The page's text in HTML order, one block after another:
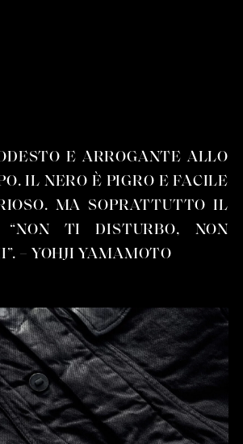
E ARROGANTE ALLO
IL NERO È PIGRO E FACILE
MA SOPRATTUTTO IL
“NON TI DISTURBO, NON
– YOHJI YAMAMOTO